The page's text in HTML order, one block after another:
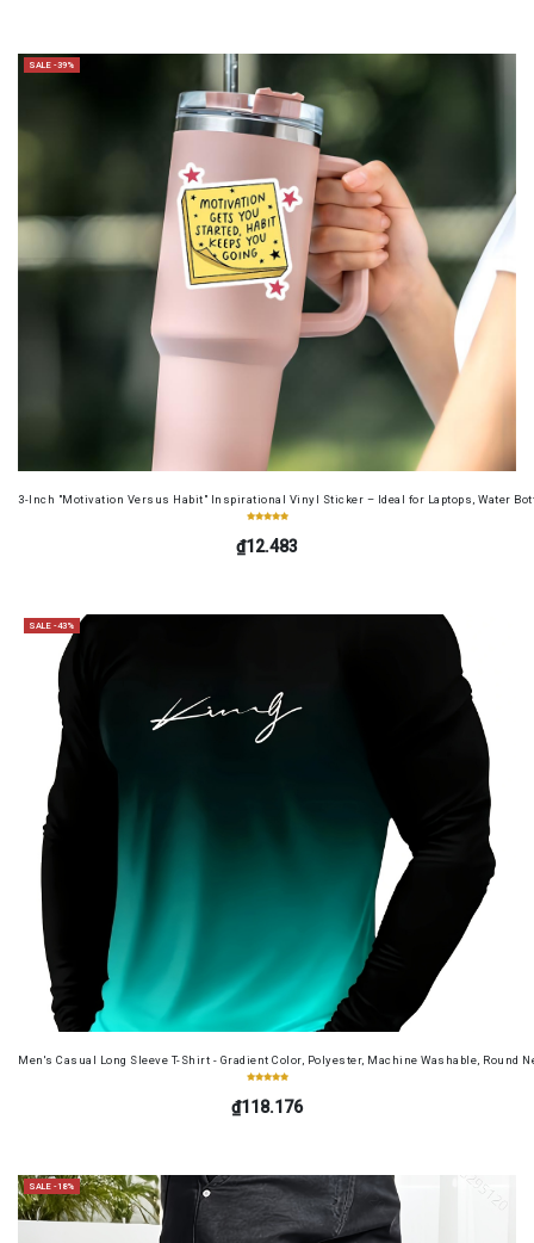
SALE -39%
3-Inch "Motivation Versus Habit" Inspirational Vinyl Sticker – Ideal for Laptops, Water
₫12.483
SALE -43%
Men's Casual Long Sleeve T-Shirt - Gradient Color, Polyester, Machine Washable, Round
₫118.176
SALE -18%